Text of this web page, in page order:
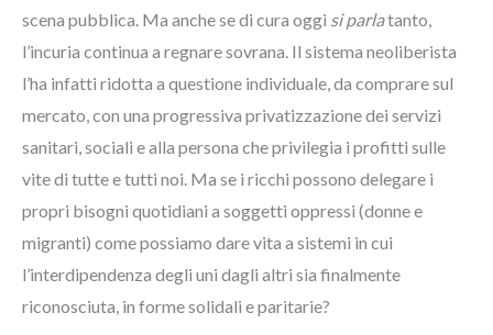
scena pubblica. Ma anche se di cura oggi si parlatanto,
l’incuria continua a regnare sovrana. Il sistema neoliberista
l’ha infatti ridotta a questione individuale, da comprare sul
mercato, con una progressiva privatizzazione dei servizi
sanitari, sociali e alla persona che privilegia i profitti sulle
vite di tutte e tutti noi. Ma se i ricchi possono delegare i
propri bisogni quotidiani a soggetti oppressi (donne e
migranti) come possiamo dare vita a sistemi in cui
l’interdipendenza degli uni dagli altri sia finalmente
riconosciuta, in forme solidali e paritarie?